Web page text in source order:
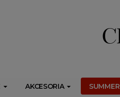
AKCESORIA SUMMER